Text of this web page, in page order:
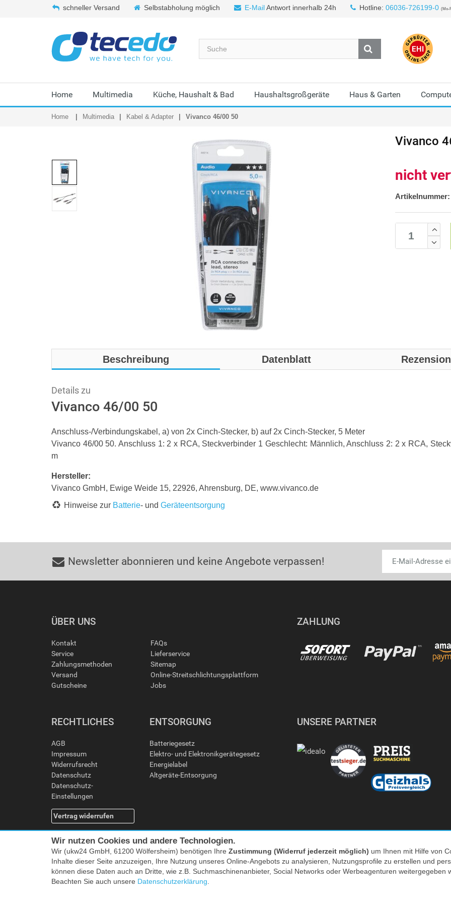
schneller Versand Selbstabholung möglich E-MailAntwort innerhalb 24h Hotline: 06036-726199-0 (Mo-
Home Multimedia Küche, Haushalt & Bad Haushaltsgroßgeräte Haus & Garten
Home Multimedia Kabel & Adapter Vivanco 46/00 50
Vivanco
nicht
Artikelnummer:
Beschreibung Datenblatt
Details zu
Vivanco 46/00 50
Anschluss-/Verbindungskabel, a) von 2x Cinch-Stecker, b) auf 2x Cinch-Stecker, 5 Meter
Vivanco 46/00 50. Anschluss 1: 2 x RCA, Steckverbinder 1 Geschlecht: Männlich, Anschluss 2: 2 x RCA,
m
Hersteller:
Vivanco GmbH, Ewige Weide 15, 22926, Ahrensburg, DE, www.vivanco.de
Hinweise zur Batterie- und Geräteentsorgung
Newsletter abonnieren und keine Angebote verpassen!
ÜBER UNS
Kontakt
Service
Zahlungsmethoden
Versand
Gutscheine
FAQs
Lieferservice
Sitemap
Online-Streitschlichtungsplattform
Jobs
ZAHLUNG
RECHTLICHES
AGB
Impressum
Widerrufsrecht
Datenschutz
Datenschutz-
Einstellungen
Vertrag widerrufen
ENTSORGUNG
Batteriegesetz
Elektro- und Elektronikgerätegesetz
Energielabel
Altgeräte-Entsorgung
UNSERE PARTNER
Facebook |twitter
Alle Preise inkl. MwSt. zzgl. Versand | *) Unverbindliche Preisempfehlung | **) Ehemaliger
Wir nutzen Cookies und andere Technologien.
Wir (ukw24 GmbH, 61200 Wölfersheim) benötigen Ihre Zustimmung (Widerruf jederzeit möglich) um Ihnen mit Hilfe von
Inhalte dieser Seite anzuzeigen, Ihre Nutzung unseres Online-Angebots zu analysieren, Nutzungsprofile zu erstellen und
können diese Daten auch an Dritte, wie z.B. Suchmaschinenanbieter, Social Networks oder Werbeagenturen
Beachten Sie auch unsere Datenschutzerklärung.